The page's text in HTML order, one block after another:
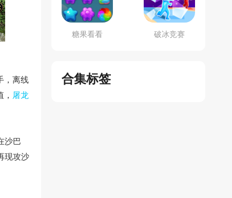
，离线
屠龙
沙巴
现攻沙
糖果看看 破冰竞赛
合集标签